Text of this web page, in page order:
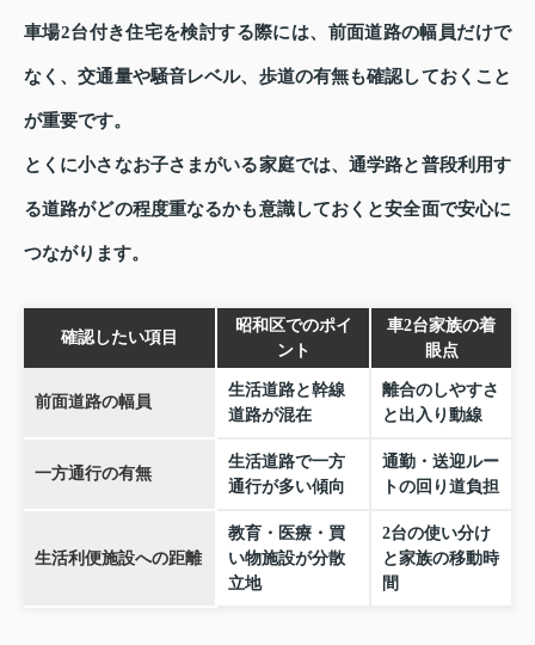
車場2台付き住宅を検討する際には、前面道路の幅員だけで
なく、交通量や騒音レベル、歩道の有無も確認しておくこと
が重要です。
とくに小さなお子さまがいる家庭では、通学路と普段利用す
る道路がどの程度重なるかも意識しておくと安全面で安心に
つながります。
確認したい項目
昭和区でのポイ
ント
車2台家族の着
眼点
前面道路の幅員
生活道路と幹線
道路が混在
離合のしやすさ
と出入り動線
一方通行の有無
生活道路で一方
通行が多い傾向
通勤・送迎ルー
トの回り道負担
生活利便施設への距離
教育・医療・買
い物施設が分散
立地
2台の使い分け
と家族の移動時
間